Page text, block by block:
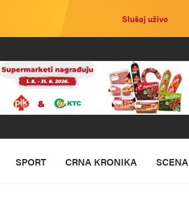
Slušaj uživo
SPORT CRNA KRONIKA SCENA